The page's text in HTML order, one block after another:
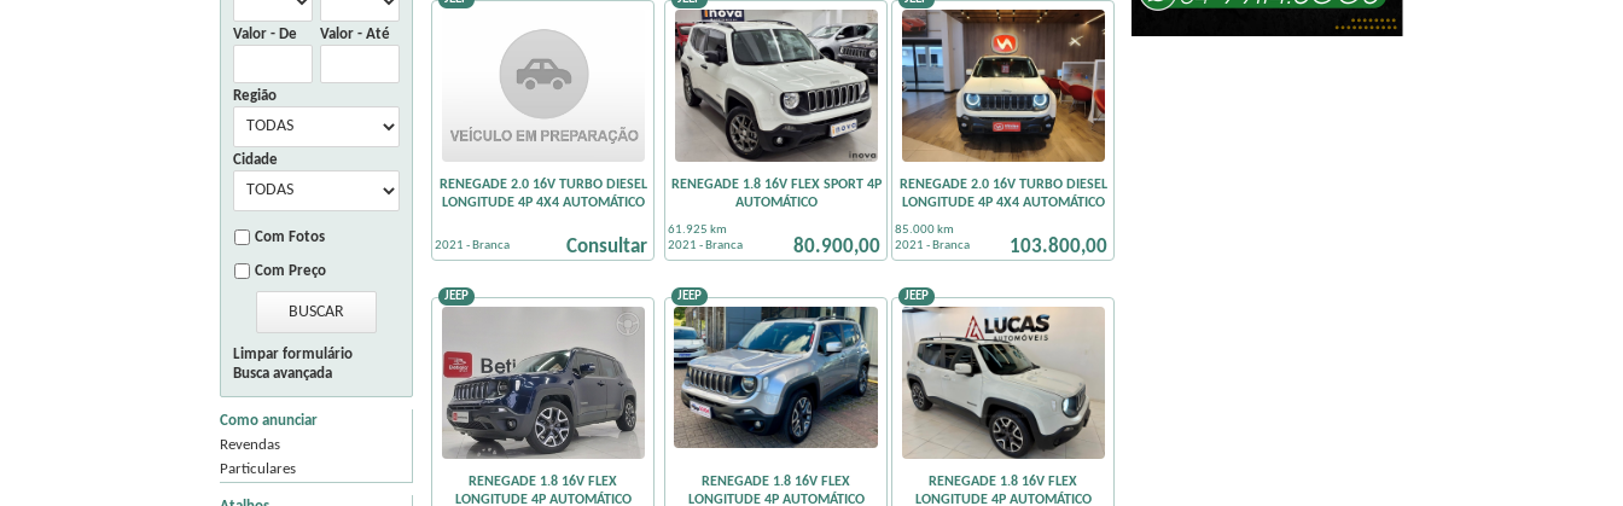
Valor - De Valor - Até
Região
Cidade
Com Fotos
Com Preço
Limpar formulário
Busca avançada
Como anunciar
Revendas
Particulares
RENEGADE 2.0 16V TURBO DIESEL
LONGITUDE 4P 4X4 AUTOMÁTICO
2021 - Branca
Consultar
RENEGADE 1.8 16V FLEX SPORT 4P
AUTOMÁTICO
61.925 km
2021 - Branca
80.900,00
RENEGADE 2.0 16V TURBO DIESEL
LONGITUDE 4P 4X4 AUTOMÁTICO
85.000 km
2021 - Branca
103.800,00
JEEP
RENEGADE 1.8 16V FLEX
LONGITUDE 4P AUTOMÁTICO
JEEP
RENEGADE 1.8 16V FLEX
LONGITUDE 4P AUTOMÁTICO
JEEP
RENEGADE 1.8 16V FLEX
LONGITUDE 4P AUTOMÁTICO